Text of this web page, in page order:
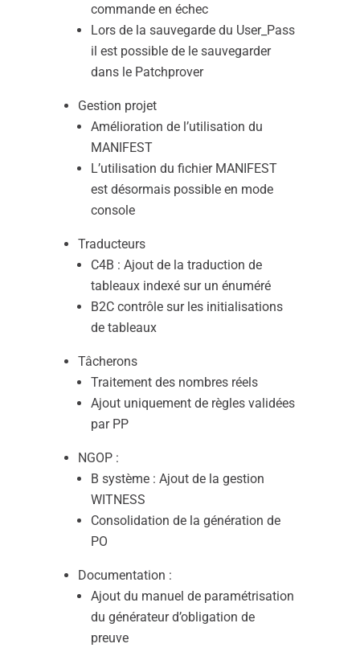
commande en échec
Lors de la sauvegarde du User_Pass
il est possible de le sauvegarder
dans le Patchprover
Gestion projet
Amélioration de l’utilisation du
MANIFEST
L’utilisation du fichier MANIFEST
est désormais possible en mode
console
Traducteurs
C4B : Ajout de la traduction de
tableaux indexé sur un énuméré
B2C contrôle sur les initialisations
de tableaux
Tâcherons
Traitement des nombres réels
Ajout uniquement de règles validées
par PP
NGOP :
B système : Ajout de la gestion
WITNESS
Consolidation de la génération de
PO
Documentation :
Ajout du manuel de paramétrisation
du générateur d’obligation de
preuve